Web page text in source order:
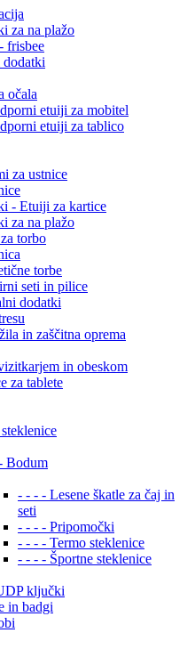
za na plažo
frisbee
očala
etuiji za mobitel
etuiji za tablico
za ustnice
- Etuiji za kartice
za na plažo
torbo
torbe
seti in pilice
dodatki
in zaščitna oprema
in obeskom
za tablete
Bodum
- - - - Lesene škatle za čaj in
seti
- - - - Pripomočki
- - - - Termo steklenice
- - - - Športne steklenice
ključki
in badgi